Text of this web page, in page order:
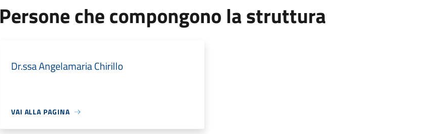
Persone che compongono la struttura
Dr.ssa Angelamaria Chirillo
VAI ALLA PAGINA